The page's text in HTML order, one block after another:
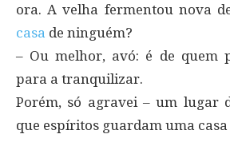
ora. A velha fermentou nova
casa de ninguém?
– Ou melhor, avó: é de quem
para a tranquilizar.
Porém, só agravei – um lugar
que espíritos guardam uma casa